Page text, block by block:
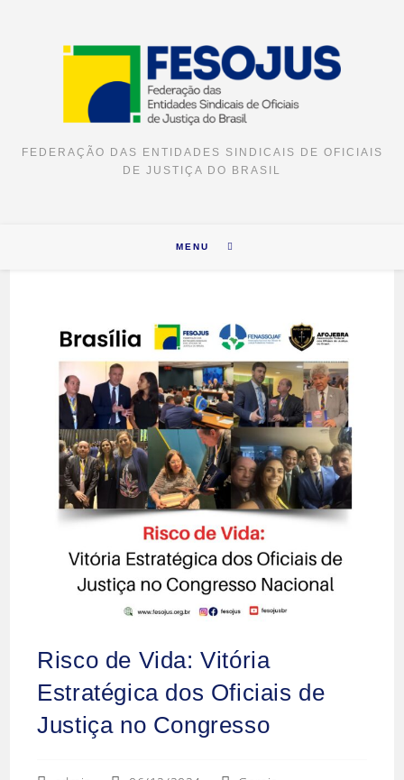
FEDERAÇÃO DAS ENTIDADES SINDICAIS DE OFICIAIS
DE JUSTIÇA DO BRASIL
MENU
Risco de Vida: Vitória
Estratégica dos Oficiais de
Justiça no Congresso